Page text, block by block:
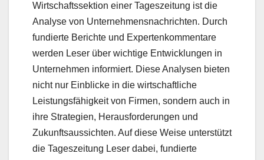
Wirtschaftssektion einer Tageszeitung ist die
Analyse von Unternehmensnachrichten. Durch
fundierte Berichte und Expertenkommentare
werden Leser über wichtige Entwicklungen in
Unternehmen informiert. Diese Analysen bieten
nicht nur Einblicke in die wirtschaftliche
Leistungsfähigkeit von Firmen, sondern auch in
ihre Strategien, Herausforderungen und
Zukunftsaussichten. Auf diese Weise unterstützt
die Tageszeitung Leser dabei, fundierte